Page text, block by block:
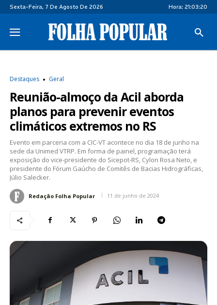
Sexta-Feira, 7 De Agosto De 2026 Hora: 21:03:20
Destaques Geral
Reunião-almoço da Acil aborda
planos para prevenir eventos
climáticos extremos no RS
Evento em parceria com a CIC-VT acontece no dia 18 de junho na
sede da Unimed VTRP. Em forma de painel, programação terá
exposição do vice-presidente do Sicepot-RS, Cylon Rosa Neto, e
presidente do Fórum Gaúcho de Comitês de Bacias Hidrográficas,
Júlio Salecker.
Redação Folha Popular 11 de junho de 2024